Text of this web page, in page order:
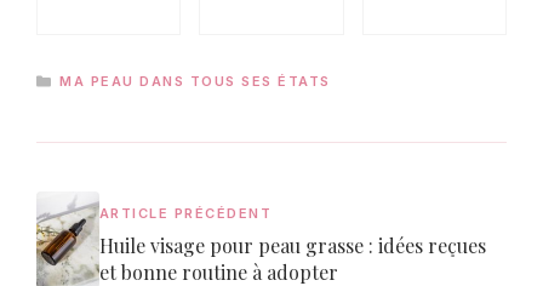
CATÉGORIES
MA PEAU DANS TOUS SES ÉTATS
ARTICLE PRÉCÉDENT
Huile visage pour peau grasse : idées reçues
et bonne routine à adopter